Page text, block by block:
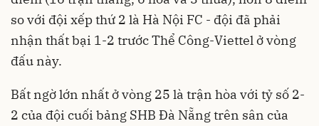
so với đội xếp thứ 2 là Hà Nội FC - đội đã phải
nhận thất bại 1-2 trước Thể Công-Viettel ở vòng
đấu này.
Bất ngờ lớn nhất ở vòng 25 là trận hòa với tỷ số 2-
2 của đội cuối bảng SHB Đà Nẵng trên sân của